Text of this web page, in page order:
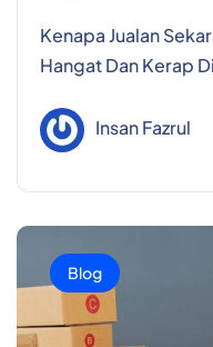
Kenapa Jualan
Hangat Dan Kerap
Insan Fazrul
Blog